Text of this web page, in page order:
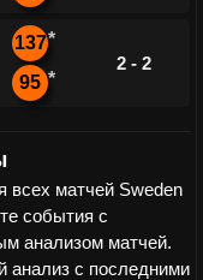
137*
95 *
2 - 2
всех матчей Sweden
события с
анализом матчей.
анализ с последними